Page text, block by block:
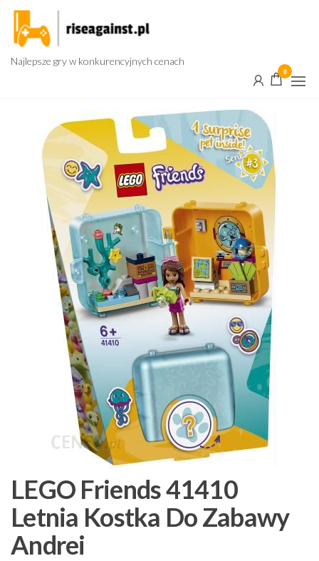
Przejdź
treści
Najlepsze gry w konkurencyjnych cenach
0
LEGO Friends 41410
Letnia Kostka Do Zabawy
Andrei